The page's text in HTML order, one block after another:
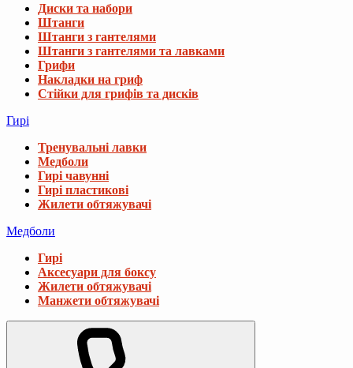
Диски та набори
Штанги
Штанги з гантелями
Штанги з гантелями та лавками
Грифи
Накладки на гриф
Стійки для грифів та дисків
Гирі
Тренувальні лавки
Медболи
Гирі чавунні
Гирі пластикові
Жилети обтяжувачі
Медболи
Гирі
Аксесуари для боксу
Жилети обтяжувачі
Манжети обтяжувачі